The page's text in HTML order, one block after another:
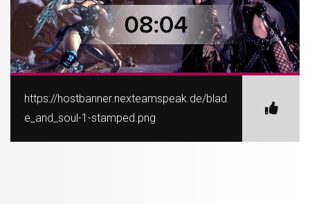
https://hostbanner.nexteamspeak.de/blad
e_and_soul-1-stamped.png